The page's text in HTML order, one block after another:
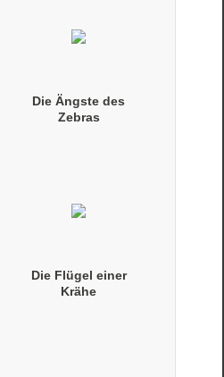
Die Ängste des
Zebras
Die Flügel einer
Krähe